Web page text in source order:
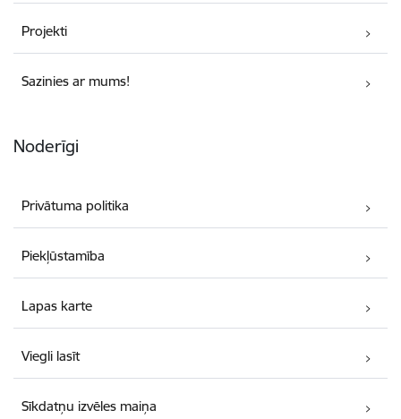
Projekti
Sazinies ar mums!
Noderīgi
Privātuma politika
Piekļūstamība
Lapas karte
Viegli lasīt
Sīkdatņu izvēles maiņa